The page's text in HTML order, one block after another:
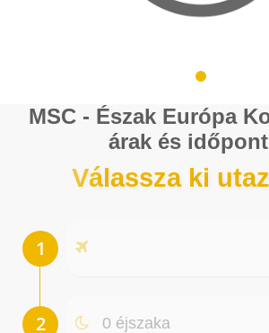
MSC - Észak Európa
árak és
Válassza ki
0 éjszaka